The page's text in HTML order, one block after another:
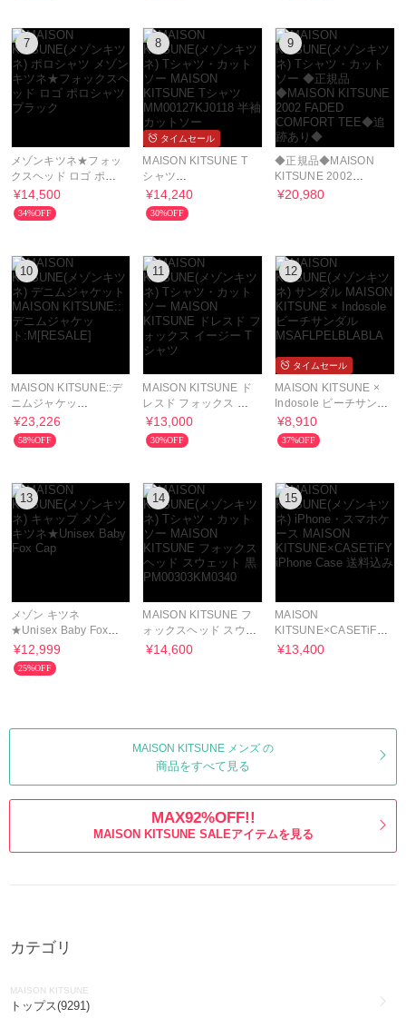
7
メゾンキツネ★フォッ
クスヘッド ロゴ ポロ
シャツ ブラック
¥14,500
34%OFF
8
タイムセール
MAISON KITSUNE T
シャツ
MM00127KJ0118 半
袖 カットソー
¥14,240
30%OFF
9
◆正規品◆MAISON
KITSUNE 2002
FADED COMFORT
¥20,980
10
MAISON KITSUNE::デ
ニムジャケッ
ト:M[RESALE]
¥23,226
58%OFF
11
MAISON KITSUNE ド
レスド フォックス イ
ージー Tシャツ
¥13,000
30%OFF
12
タイムセール
MAISON KITSUNE ×
Indosole ビーチサンダ
ル
MSAFLPELBLABLA
¥8,910
37%OFF
13
メゾン キツネ
★Unisex Baby Fox
Cap
¥12,999
25%OFF
14
MAISON KITSUNE フ
ォックスヘッド スウェ
ット 黒
¥14,600
15
MAISON
KITSUNE×CASETiFY
¥13,400
MAISON KITSUNE メンズ の
商品をすべて見る
MAX92%OFF!!
MAISON KITSUNE SALEアイテムを見る
カテゴリ
MAISON KITSUNE
トップス(9291)